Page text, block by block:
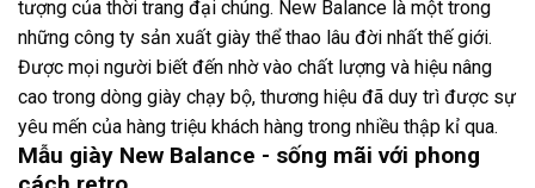
tượng của thời trang đại chúng. New Balance là một trong
những công ty sản xuất giày thể thao lâu đời nhất thế giới.
Được mọi người biết đến nhờ vào chất lượng và hiệu nâng
cao trong dòng giày chạy bộ, thương hiệu đã duy trì được sự
yêu mến của hàng triệu khách hàng trong nhiều thập kỉ qua.
Mẫu giày New Balance - sống mãi với phong